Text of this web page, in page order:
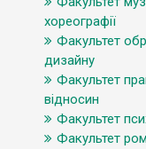
хореографії
Факультет
дизайну
Факультет
відносин
Факультет
Факультет